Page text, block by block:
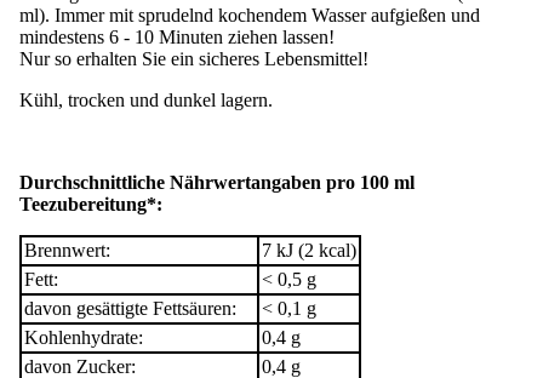
ml). Immer mit sprudelnd kochendem Wasser aufgießen und
mindestens 6 - 10 Minuten ziehen lassen!
Nur so erhalten Sie ein sicheres Lebensmittel!
Kühl, trocken und dunkel lagern.
Durchschnittliche Nährwertangaben pro 100 ml
Teezubereitung*:
Brennwert:
7 kJ (2 kcal)
Fett:
< 0,5 g
davon gesättigte Fettsäuren:
< 0,1 g
Kohlenhydrate:
0,4 g
davon Zucker:
0,4 g